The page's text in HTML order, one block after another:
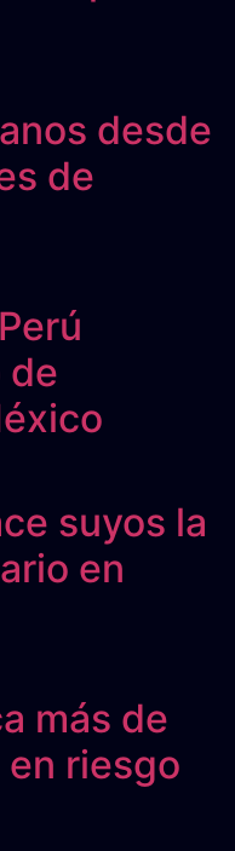
desde
de
de
suyos la
en
más de
riesgo